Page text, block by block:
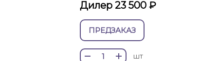
Дилер 23 500 ₽
ПРЕДЗАКАЗ
шт